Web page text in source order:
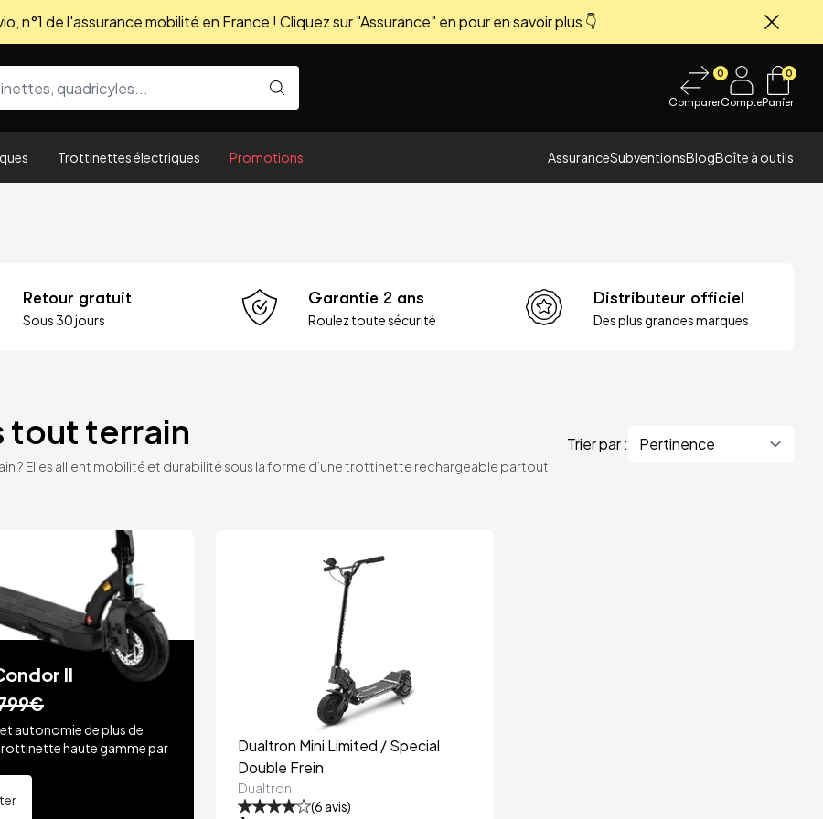
n°1 de l'assurance mobilité en France ! Cliquez sur "Assurance" en pour en savoir plus 👇
0
ComparerCompte
0
Panier
Trottinettes électriques Promotions AssuranceSubventionsBlogBoîte à outils
Retour gratuit
Sous 30 jours
Garantie 2 ans
Roulez toute sécurité
Distributeur officiel
Des plus grandes marques
terrain
? Elles allient mobilité et durabilité sous la forme d’une trottinette rechargeable partout.
Trier par :
II
autonomie de plus de
haute gamme par
Dualtron Mini Limited / Special
Double Frein
Dualtron
(6 avis)